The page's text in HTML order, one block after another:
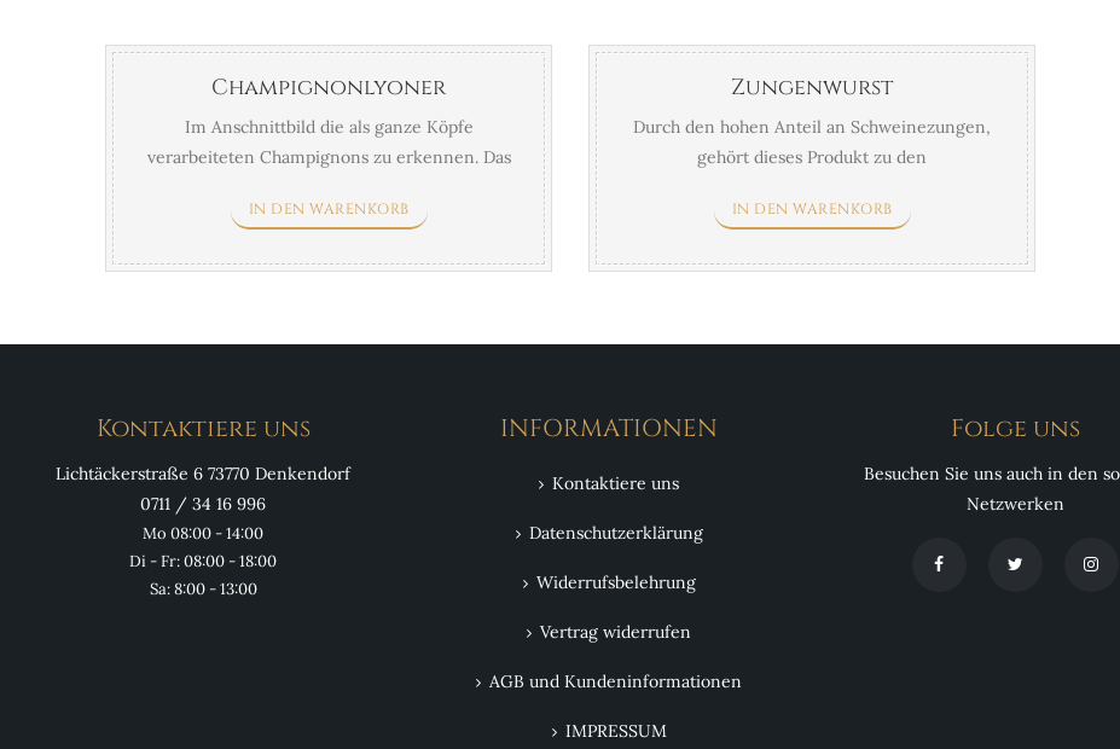
Champignonlyoner
Im Anschnittbild die als ganze Köpfe
verarbeiteten Champignons zu erkennen. Das
ist in seiner Würzung fein abgestimmt und
IN DEN WARENKORB
Zungenwurst
Durch den hohen Anteil an Schweinezungen,
gehört dieses Produkt zu den
Herstellungsverfahren entsteht der
IN DEN WARENKORB
Kontaktiere uns
Lichtäckerstraße 6 73770 Denkendorf
0711 / 34 16 996
Mo 08:00 - 14:00
Di - Fr: 08:00 - 18:00
Sa: 8:00 - 13:00
INFORMATIONEN
Kontaktiere uns
Datenschutzerklärung
Widerrufsbelehrung
Vertrag widerrufen
AGB und Kundeninformationen
IMPRESSUM
Folge uns
Besuchen Sie uns auch in den
Netzwerken